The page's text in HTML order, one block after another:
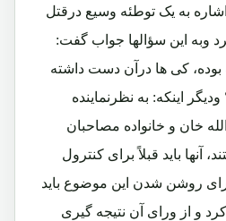
به یک توطئه وسیع درقتل
وبه این سؤالها جواب گفت:
کی ها درآن دست داشته
اینکه: به نظرنماینده
خان و خانواده مصاحبان
باید قبلاً برای کنترول
روشن شدن این موضوع باید
و از ورای آن نتیجه گیری